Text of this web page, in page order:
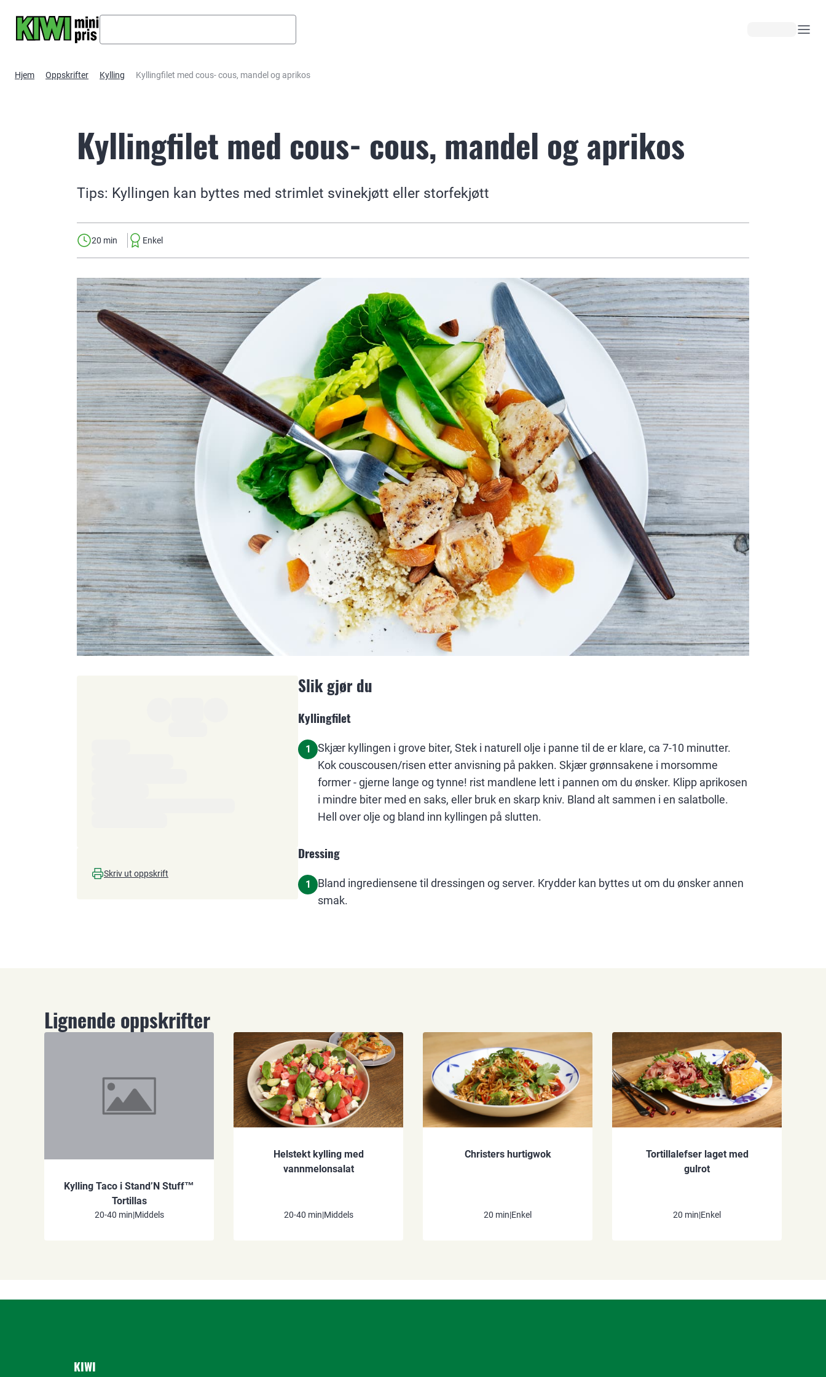
Hjem Oppskrifter Kylling Kyllingfilet med cous- cous, mandel og aprikos
Kyllingfilet med cous- cous, mandel og aprikos
Tips: Kyllingen kan byttes med strimlet svinekjøtt eller storfekjøtt
20 min Enkel
Skriv ut oppskrift
Slik gjør du
Kyllingfilet
1
Skjær kyllingen i grove biter, Stek i naturell olje i panne til de er klare, ca 7-10 minutter.
Kok couscousen/risen etter anvisning på pakken. Skjær grønnsakene i morsomme
former - gjerne lange og tynne! rist mandlene lett i pannen om du ønsker. Klipp aprikosen
i mindre biter med en saks, eller bruk en skarp kniv. Bland alt sammen i en salatbolle.
Hell over olje og bland inn kyllingen på slutten.
Dressing
1
Bland ingrediensene til dressingen og server. Krydder kan byttes ut om du ønsker annen
smak.
Lignende oppskrifter
Kylling Taco i Stand’N Stuff™
Tortillas
20-40 min|Middels
Helstekt kylling med
vannmelonsalat
20-40 min|Middels
Christers hurtigwok
20 min|Enkel
Tortillalefser laget med
gulrot
20 min|Enkel
KIWI